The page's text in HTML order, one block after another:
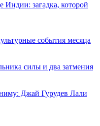
Индии: загадка, которой
события месяца
силы и два затмения
Джай Гурудев Лали